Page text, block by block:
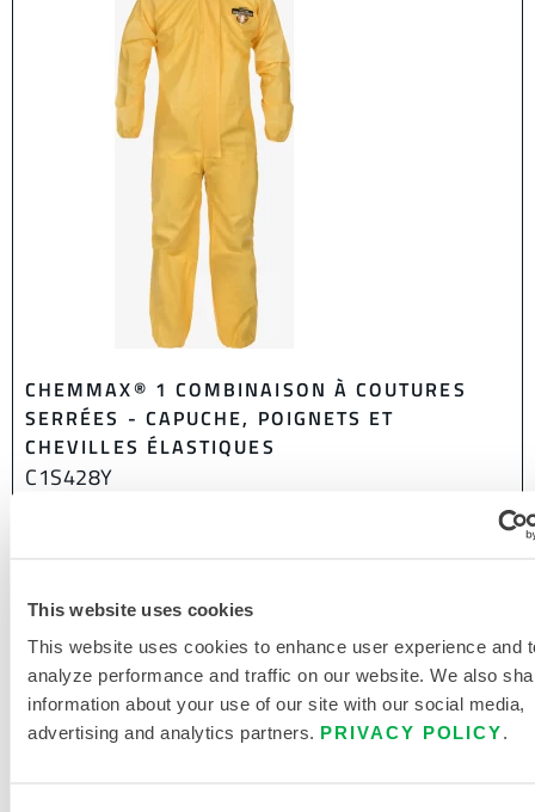
This website uses cookies
This website uses cookies to enhance user experience and
analyze performance and traffic on our website. We also
information about your use of our site with our social media,
advertising and analytics partners. PRIVACY POLICY.
CHEMMAX® 1 COMBINAISON À COUTURES
SERRÉES - CAPUCHE, POIGNETS ET
CHEVILLES ÉLASTIQUES
C1S428Y